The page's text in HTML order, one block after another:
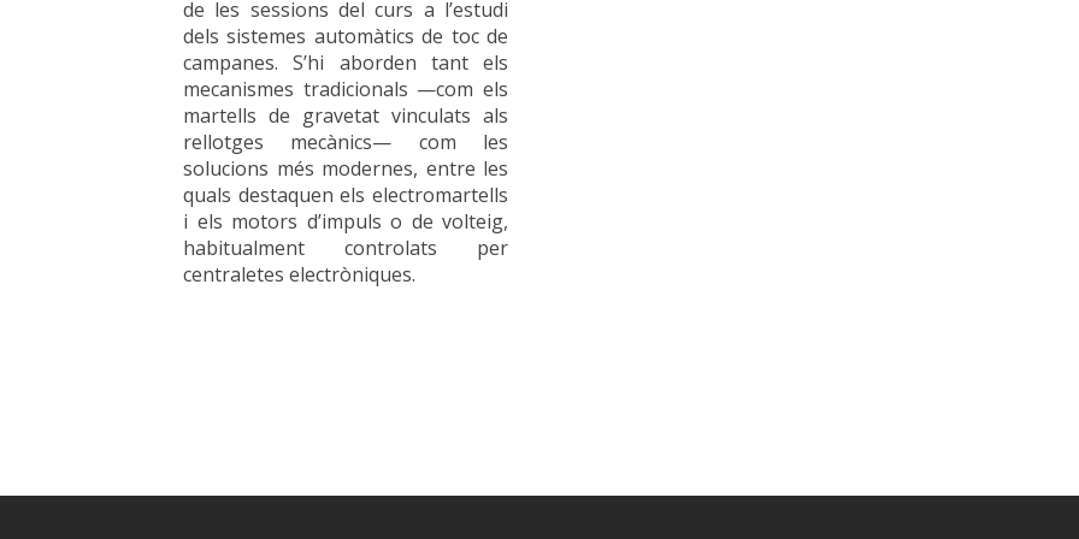
de les sessions del curs a l’estudi
dels sistemes automàtics de toc de
campanes. S’hi aborden tant els
mecanismes tradicionals —com els
martells de gravetat vinculats als
rellotges mecànics— com les
solucions més modernes, entre les
quals destaquen els electromartells
i els motors d’impuls o de volteig,
habitualment controlats per
centraletes electròniques.